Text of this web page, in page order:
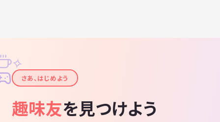
✦
✧
さあ、はじめよう
趣味友を見つけよう